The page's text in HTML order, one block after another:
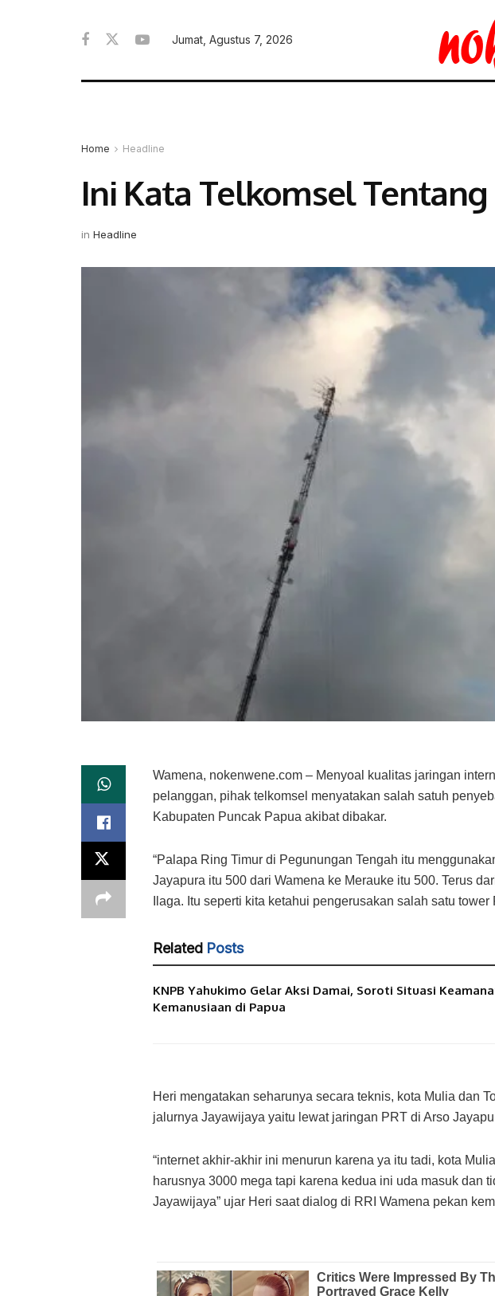
Jumat, Agustus 7, 2026
Home Headline
Ini Kata Telkomsel
in Headline
Wamena, nokenwene.com – Menyoal kualitas jaringan
pelanggan, pihak telkomsel menyatakan salah satuh
Kabupaten Puncak Papua akibat dibakar.
“Palapa Ring Timur di Pegunungan Tengah itu
Jayapura itu 500 dari Wamena ke Merauke itu 500. Terus
Ilaga. Itu seperti kita ketahui pengerusakan salah satu
Related Posts
KNPB Yahukimo Gelar Aksi Damai, Soroti Situasi
Kemanusiaan di Papua
Heri mengatakan seharunya secara teknis, kota Mulia dan
jalurnya Jayawijaya yaitu lewat jaringan PRT di Arso
“internet akhir-akhir ini menurun karena ya itu tadi, kota
harusnya 3000 mega tapi karena kedua ini uda masuk dan
Jayawijaya” ujar Heri saat dialog di RRI Wamena pekan